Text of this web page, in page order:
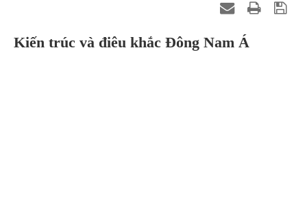
Kiến trúc và điêu khắc Đông Nam Á